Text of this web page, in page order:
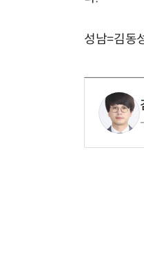
성남=김동